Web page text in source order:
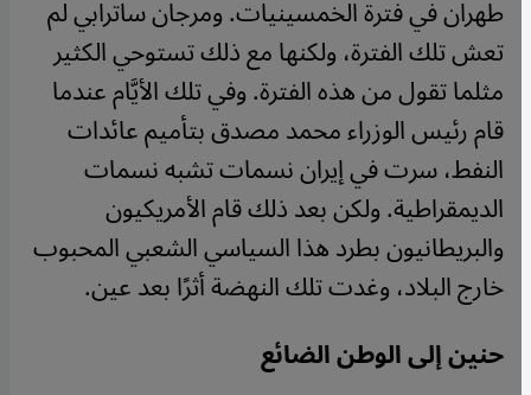
طهران في فترة الخمسينيات. ومرجان ساترابي لم
تعش تلك الفترة، ولكنها مع ذلك تستوحي الكثير
مثلما تقول من هذه الفترة. وفي تلك الأيَّام عندما
قام رئيس الوزراء محمد مصدق بتأميم عائدات
النفط، سرت في إيران نسمات تشبه نسمات
الديمقراطية. ولكن بعد ذلك قام الأمريكيون
والبريطانيون بطرد هذا السياسي الشعبي المحبوب
خارج البلاد، وغدت تلك النهضة أثرًا بعد عين.
حنين إلى الوطن الضائع